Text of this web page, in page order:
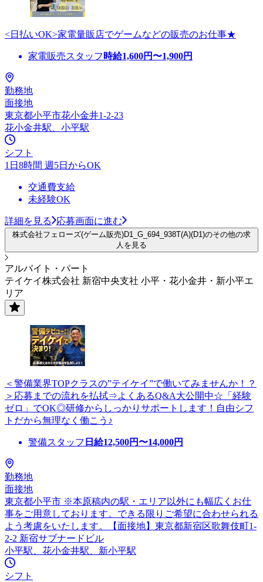
<日払いOK>家電量販店でゲームなどの販売のお仕事★
家電販売スタッフ 時給1,600円〜1,900円
勤務地
面接地
東京都小平市花小金井1-2-23
花小金井駅、小平駅
シフト
1日8時間 週5日からOK
交通費支給
未経験OK
詳細を見る 応募画面に進む
株式会社フェローズ(ゲーム販売)D1_G_694_938T(A)(D1)のその他の求
人を見る
アルバイト・パート
テイケイ株式会社 新宿中央支社 小平・花小金井・新小平エ
リア
＜警備業界TOPクラスの”テイケイ”で働いてみませんか！？
＞応募までの流れを払拭⇒よくあるQ&A大公開中☆「経験
ゼロ」でOK◎研修からしっかりサポートします！自由シフ
トだから無理なく働こう♪
警備スタッフ 日給12,500円〜14,000円
勤務地
面接地
東京都小平市 ※本原稿内の駅・エリア以外にも幅広くお仕
事をご用意しております。できる限りご希望に合わせられる
よう考慮をいたします。【面接地】東京都新宿区歌舞伎町1-
2-2 新宿サブナードビル
小平駅、花小金井駅、新小平駅
シフト